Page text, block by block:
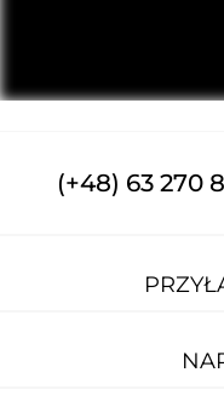
(+48) 63 270